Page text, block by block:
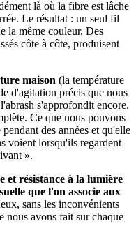
là où la fibre est lâche
Le résultat : un seul fil
la même couleur. Des
côte à côte, produisent
maison (la température
d'agitation précis que nous
s'approfondit encore.
Ce que nous pouvons
des années et qu'elle
voient lorsqu'ils regardent
».
et résistance à la lumière
que l'on associe aux
sans les inconvénients
nous avons fait sur chaque